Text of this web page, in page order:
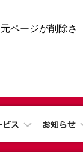
ページが削除さ